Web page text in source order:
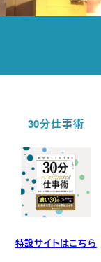
セミナー開催情報
チェックする